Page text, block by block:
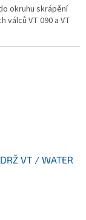
okruhu skrápění
válců VT 090 a VT
VT / WATER